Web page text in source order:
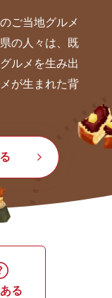
ご当地グルメ
の人々は、既
ルメを生み出
が生まれた背
る